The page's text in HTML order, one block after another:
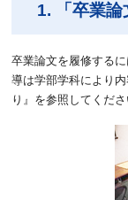
1. 「卒業論
卒業論文を履修する
導は学部学科により
り』を参照してくださ